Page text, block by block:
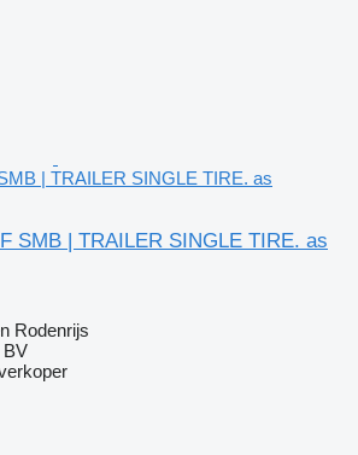
| TRAILER SINGLE TIRE. as
SMB | TRAILER SINGLE TIRE. as
Rodenrijs
BV